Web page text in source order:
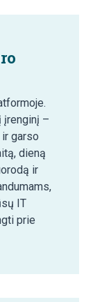
įrenginį –
garso
dieną
ir
IT
prie